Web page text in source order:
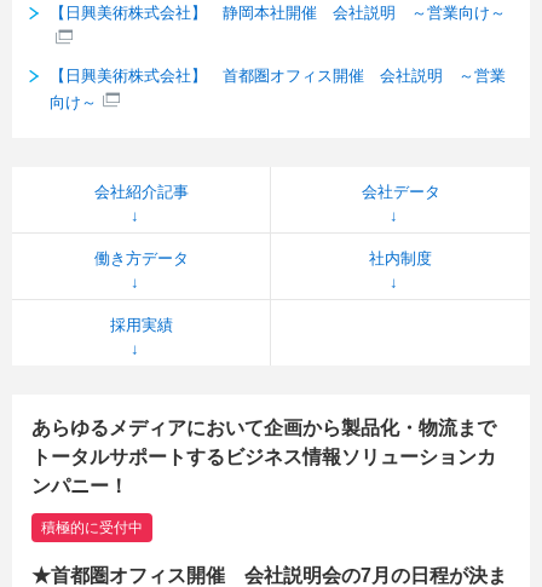
【日興美術株式会社】 静岡本社開催 会社説明 ～営業向け～
【日興美術株式会社】 首都圏オフィス開催 会社説明 ～営業
向け～
会社紹介記事 会社データ
働き方データ 社内制度
採用実績
あらゆるメディアにおいて企画から製品化・物流まで
トータルサポートするビジネス情報ソリューションカ
ンパニー！
積極的に受付中
★首都圏オフィス開催 会社説明会の7月の日程が決ま